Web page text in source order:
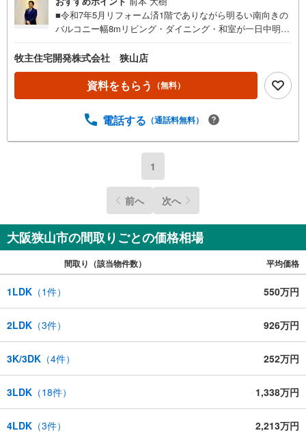
■令和7年5月リフォーム済1階でありながら明るい南向きの
バルコニー幅8mリビング・ダイニング・和室が一日中明る
話1本でご見学可能■成約してしまう前に一度ご内覧いただ
くことをお薦めしております。お家は実際に見ると、イメ
ージが一気に膨らみますし、ご希望条件の見直しも出来ま
す。【平日・土日問わず10:00～19:00ご内覧は無料でいつ
ーンのご相談や、資金計画、住宅ローン控除などの節税に
くご説明させていただきます。■買替のご相談も承ります■
今のお家の残債がある場合でもお住み替えが出来ます。直
接の買取りも行ってます。不動産のご相談はマキヌシにお
任せ下さい。
牧主住宅開発株式会社 狭山店
資料をもらう （無料）
電話する （通話料無料）
1
前へ 次へ
大阪狭山市の間取りごとの価格相場
間取り（該当物件数） 平均価格
1LDK （1件） 550万円
2LDK （3件） 926万円
3K/3DK （4件） 252万円
3LDK （18件） 1,338万円
4LDK （3件） 2,213万円